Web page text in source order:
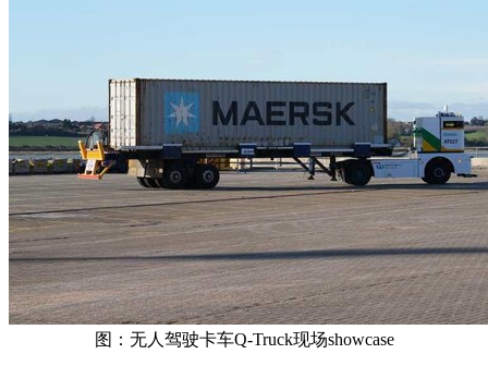
图：无人驾驶卡车Q-Truck现场showcase